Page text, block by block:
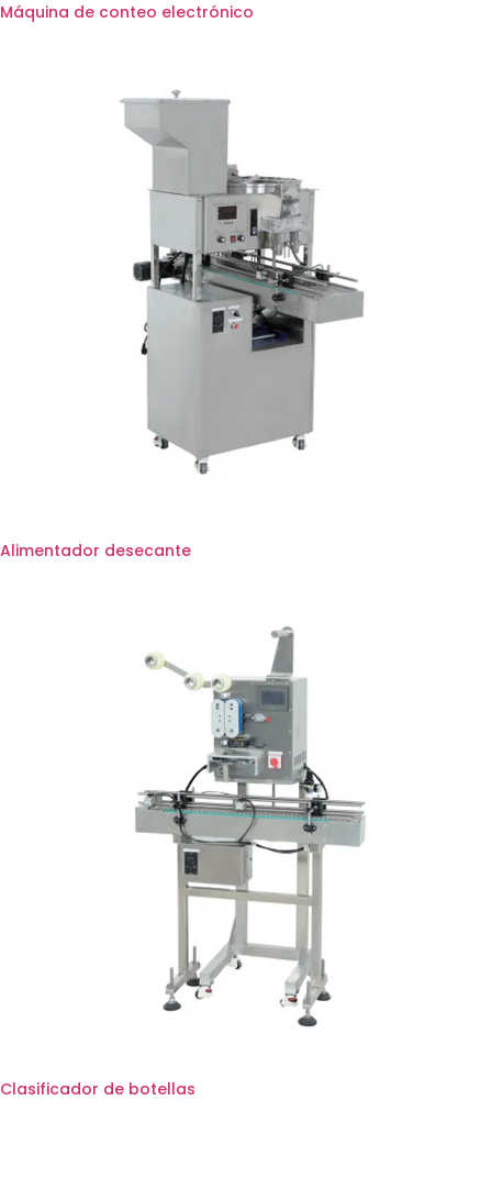
Máquina de conteo electrónico
Alimentador desecante
Clasificador de botellas